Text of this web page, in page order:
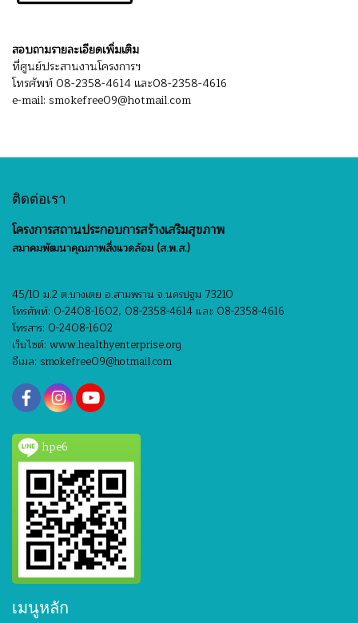
สอบถามรายละเอียดเพิ่มเติม
ที่ศูนย์ประสานงานโครงการฯ
โทรศัพท์ 08-2358-4614 และ08-2358-4616
e-mail: smokefree09@hotmail.com
ติดต่อเรา
โครงการสถานประกอบการสร้างเสริมสุขภาพ
สมาคมพัฒนาคุณภาพสิ่งแวดล้อม (ส.พ.ส.)
45/10 ม.2 ต.บางเตย อ.สามพราน จ.นครปฐม 73210
โทรศัพท์: 0-2408-1602, 08-2358-4614 และ 08-2358-4616
โทรสาร: 0-2408-1602
เว็บไซต์: www.healthyenterprise.org
อีเมล: smokefree09@hotmail.com
hpe6
เมนูหลัก